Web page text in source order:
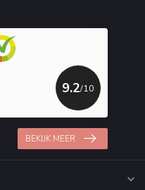
9.2/10
BEKIJK MEER